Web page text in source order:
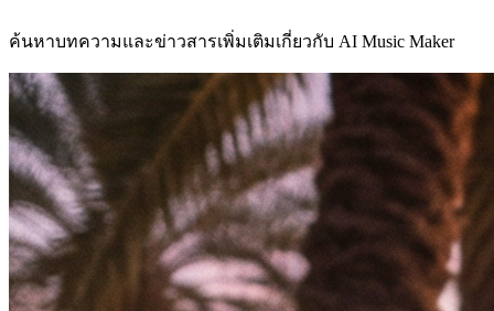
ค้นหาบทความและข่าวสารเพิ่มเติมเกี่ยวกับ AI Music Maker